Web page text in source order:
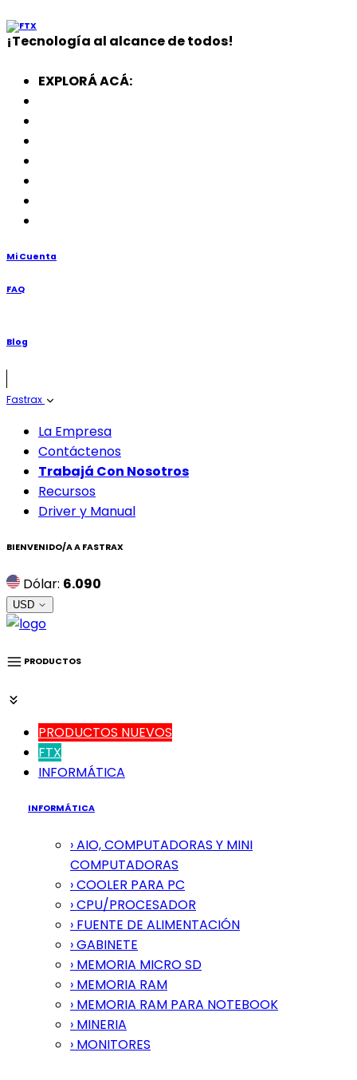
¡Tecnología al alcance de todos!
EXPLORÁ ACÁ:
Mi Cuenta
FAQ
Blog
Fastrax
La Empresa
Contáctenos
Trabajá Con Nosotros
Recursos
Driver y Manual
BIENVENIDO/A A FASTRAX
Dólar: 6.090
USD
PRODUCTOS
PRODUCTOS NUEVOS
FTX
INFORMÁTICA
INFORMÁTICA
› AIO, COMPUTADORAS Y MINI
COMPUTADORAS
› COOLER PARA PC
› CPU/PROCESADOR
› FUENTE DE ALIMENTACIÓN
› GABINETE
› MEMORIA MICRO SD
› MEMORIA RAM
› MEMORIA RAM PARA NOTEBOOK
› MINERIA
› MONITORES